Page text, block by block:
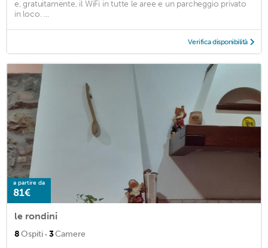
e, gratuitamente, il WiFi in tutte le aree e un parcheggio privato
in loco. ...
Verifica disponibilità
a partire da
81€
le rondini
8Ospiti · 3Camere